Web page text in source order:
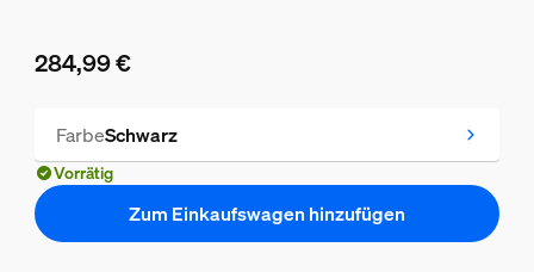
284,99 €
FarbeSchwarz
Vorrätig
Zum Einkaufswagen hinzufügen